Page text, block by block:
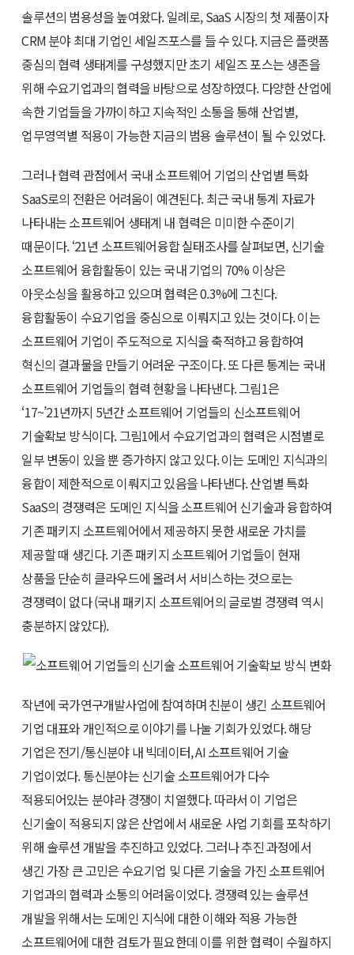
솔루션의 범용성을 높여왔다. 일례로, SaaS 시장의 첫 제품이자
CRM 분야 최대 기업인 세일즈포스를 들 수 있다. 지금은 플랫폼
중심의 협력 생태계를 구성했지만 초기 세일즈 포스는 생존을
위해 수요기업과의 협력을 바탕으로 성장하였다. 다양한 산업에
속한 기업들을 가까이하고 지속적인 소통을 통해 산업별,
업무영역별 적용이 가능한 지금의 범용 솔루션이 될 수 있었다.
그러나 협력 관점에서 국내 소프트웨어 기업의 산업별 특화
SaaS로의 전환은 어려움이 예견된다. 최근 국내 통계 자료가
나타내는 소프트웨어 생태계 내 협력은 미미한 수준이기
때문이다. ‘21년 소프트웨어융합 실태조사를 살펴보면, 신기술
소프트웨어 융합활동이 있는 국내 기업의 70% 이상은
아웃소싱을 활용하고 있으며 협력은 0.3%에 그친다.
융합활동이 수요기업을 중심으로 이뤄지고 있는 것이다. 이는
소프트웨어 기업이 주도적으로 지식을 축적하고 융합하여
혁신의 결과물을 만들기 어려운 구조이다. 또 다른 통계는 국내
소프트웨어 기업들의 협력 현황을 나타낸다. 그림1은
‘17~’21년까지 5년간 소프트웨어 기업들의 신소프트웨어
기술확보 방식이다. 그림1에서 수요기업과의 협력은 시점별로
일부 변동이 있을 뿐 증가하지 않고 있다. 이는 도메인 지식과의
융합이 제한적으로 이뤄지고 있음을 나타낸다. 산업별 특화
SaaS의 경쟁력은 도메인 지식을 소프트웨어 신기술과 융합하여
기존 패키지 소프트웨어에서 제공하지 못한 새로운 가치를
제공할 때 생긴다. 기존 패키지 소프트웨어 기업들이 현재
상품을 단순히 클라우드에 올려서 서비스하는 것으로는
경쟁력이 없다 (국내 패키지 소프트웨어의 글로벌 경쟁력 역시
충분하지 않았다).
작년에 국가연구개발사업에 참여하며 친분이 생긴 소프트웨어
기업 대표와 개인적으로 이야기를 나눌 기회가 있었다. 해당
기업은 전기/통신분야 내 빅데이터, AI 소프트웨어 기술
기업이었다. 통신분야는 신기술 소프트웨어가 다수
적용되어있는 분야라 경쟁이 치열했다. 따라서 이 기업은
신기술이 적용되지 않은 산업에서 새로운 사업 기회를 포착하기
위해 솔루션 개발을 추진하고 있었다. 그러나 추진 과정에서
생긴 가장 큰 고민은 수요기업 및 다른 기술을 가진 소프트웨어
기업과의 협력과 소통의 어려움이었다. 경쟁력 있는 솔루션
개발을 위해서는 도메인 지식에 대한 이해와 적용 가능한
소프트웨어에 대한 검토가 필요한데 이를 위한 협력이 수월하지